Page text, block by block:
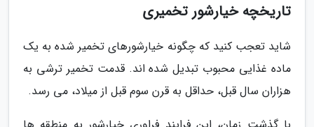
تاریخچه خیارشور تخمیری
شاید تعجب کنید که چگونه خیارشورهای تخمیر شده به یک
ماده غذایی محبوب تبدیل شده اند. قدمت تخمیر ترشی به
هزاران سال قبل، حداقل به قرن سوم قبل از میلاد، می رسد.